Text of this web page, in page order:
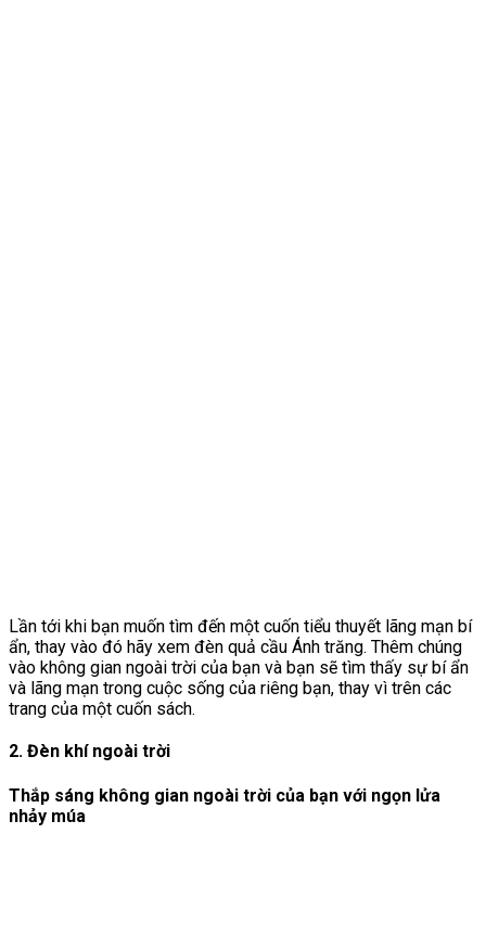
Lần tới khi bạn muốn tìm đến một cuốn tiểu thuyết lãng mạn bí
ẩn, thay vào đó hãy xem đèn quả cầu Ánh trăng. Thêm chúng
vào không gian ngoài trời của bạn và bạn sẽ tìm thấy sự bí ẩn
và lãng mạn trong cuộc sống của riêng bạn, thay vì trên các
trang của một cuốn sách.
2. Đèn khí ngoài trời
Thắp sáng không gian ngoài trời của bạn với ngọn lửa
nhảy múa